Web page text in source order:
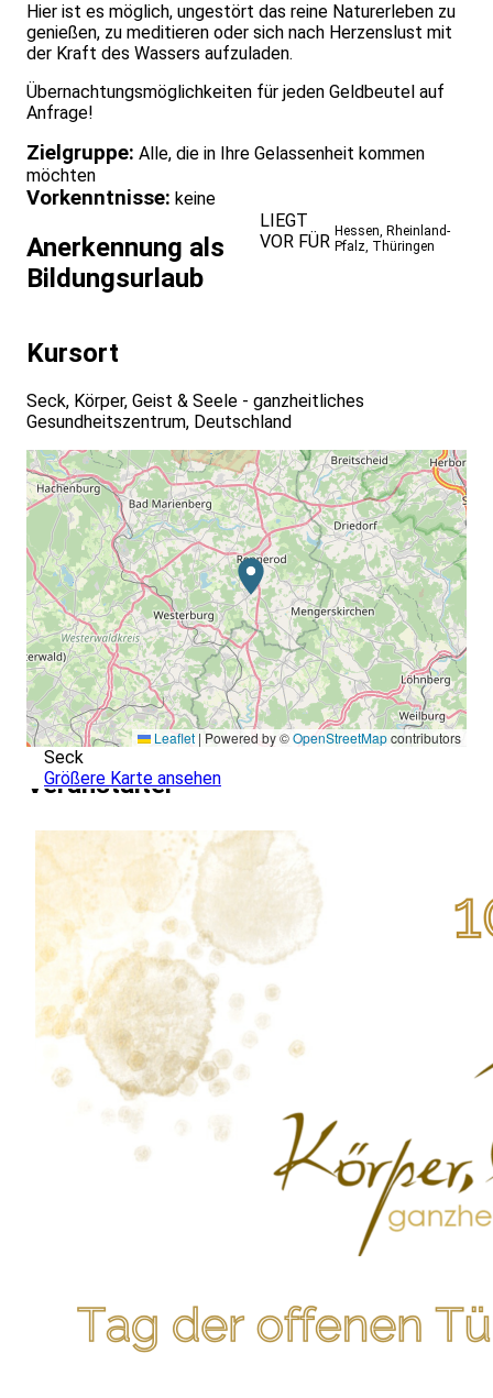
Hier ist es möglich, ungestört das reine Naturerleben zu
genießen, zu meditieren oder sich nach Herzenslust mit
der Kraft des Wassers aufzuladen.
Übernachtungsmöglichkeiten für jeden Geldbeutel auf
Anfrage!
Zielgruppe: Alle, die in Ihre Gelassenheit kommen
möchten
Vorkenntnisse: keine
Anerkennung als
Bildungsurlaub
LIEGT
VOR FÜR Hessen, Rheinland-
Pfalz, Thüringen
Kursort
Seck, Körper, Geist & Seele - ganzheitliches
Gesundheitszentrum, Deutschland
Leaflet | Powered by ©OpenStreetMapcontributors
Seck
Größere Karte ansehen
Veranstalter